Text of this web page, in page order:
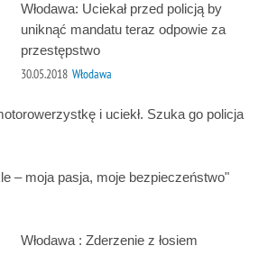
Włodawa: Uciekał przed policją by
uniknąć mandatu teraz odpowie za
przestępstwo
30.05.2018 Włodawa
i uciekł. Szuka go policja
– moja pasja, moje bezpieczeństwo"
Włodawa : Zderzenie z łosiem